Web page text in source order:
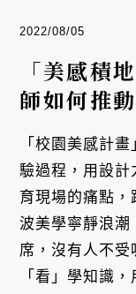
2022/08/05
「美感積
師如何推
「校園美感計
驗過程，用設計
育現場的痛點
波美學寧靜浪
席，沒有人不受
「看」學知識